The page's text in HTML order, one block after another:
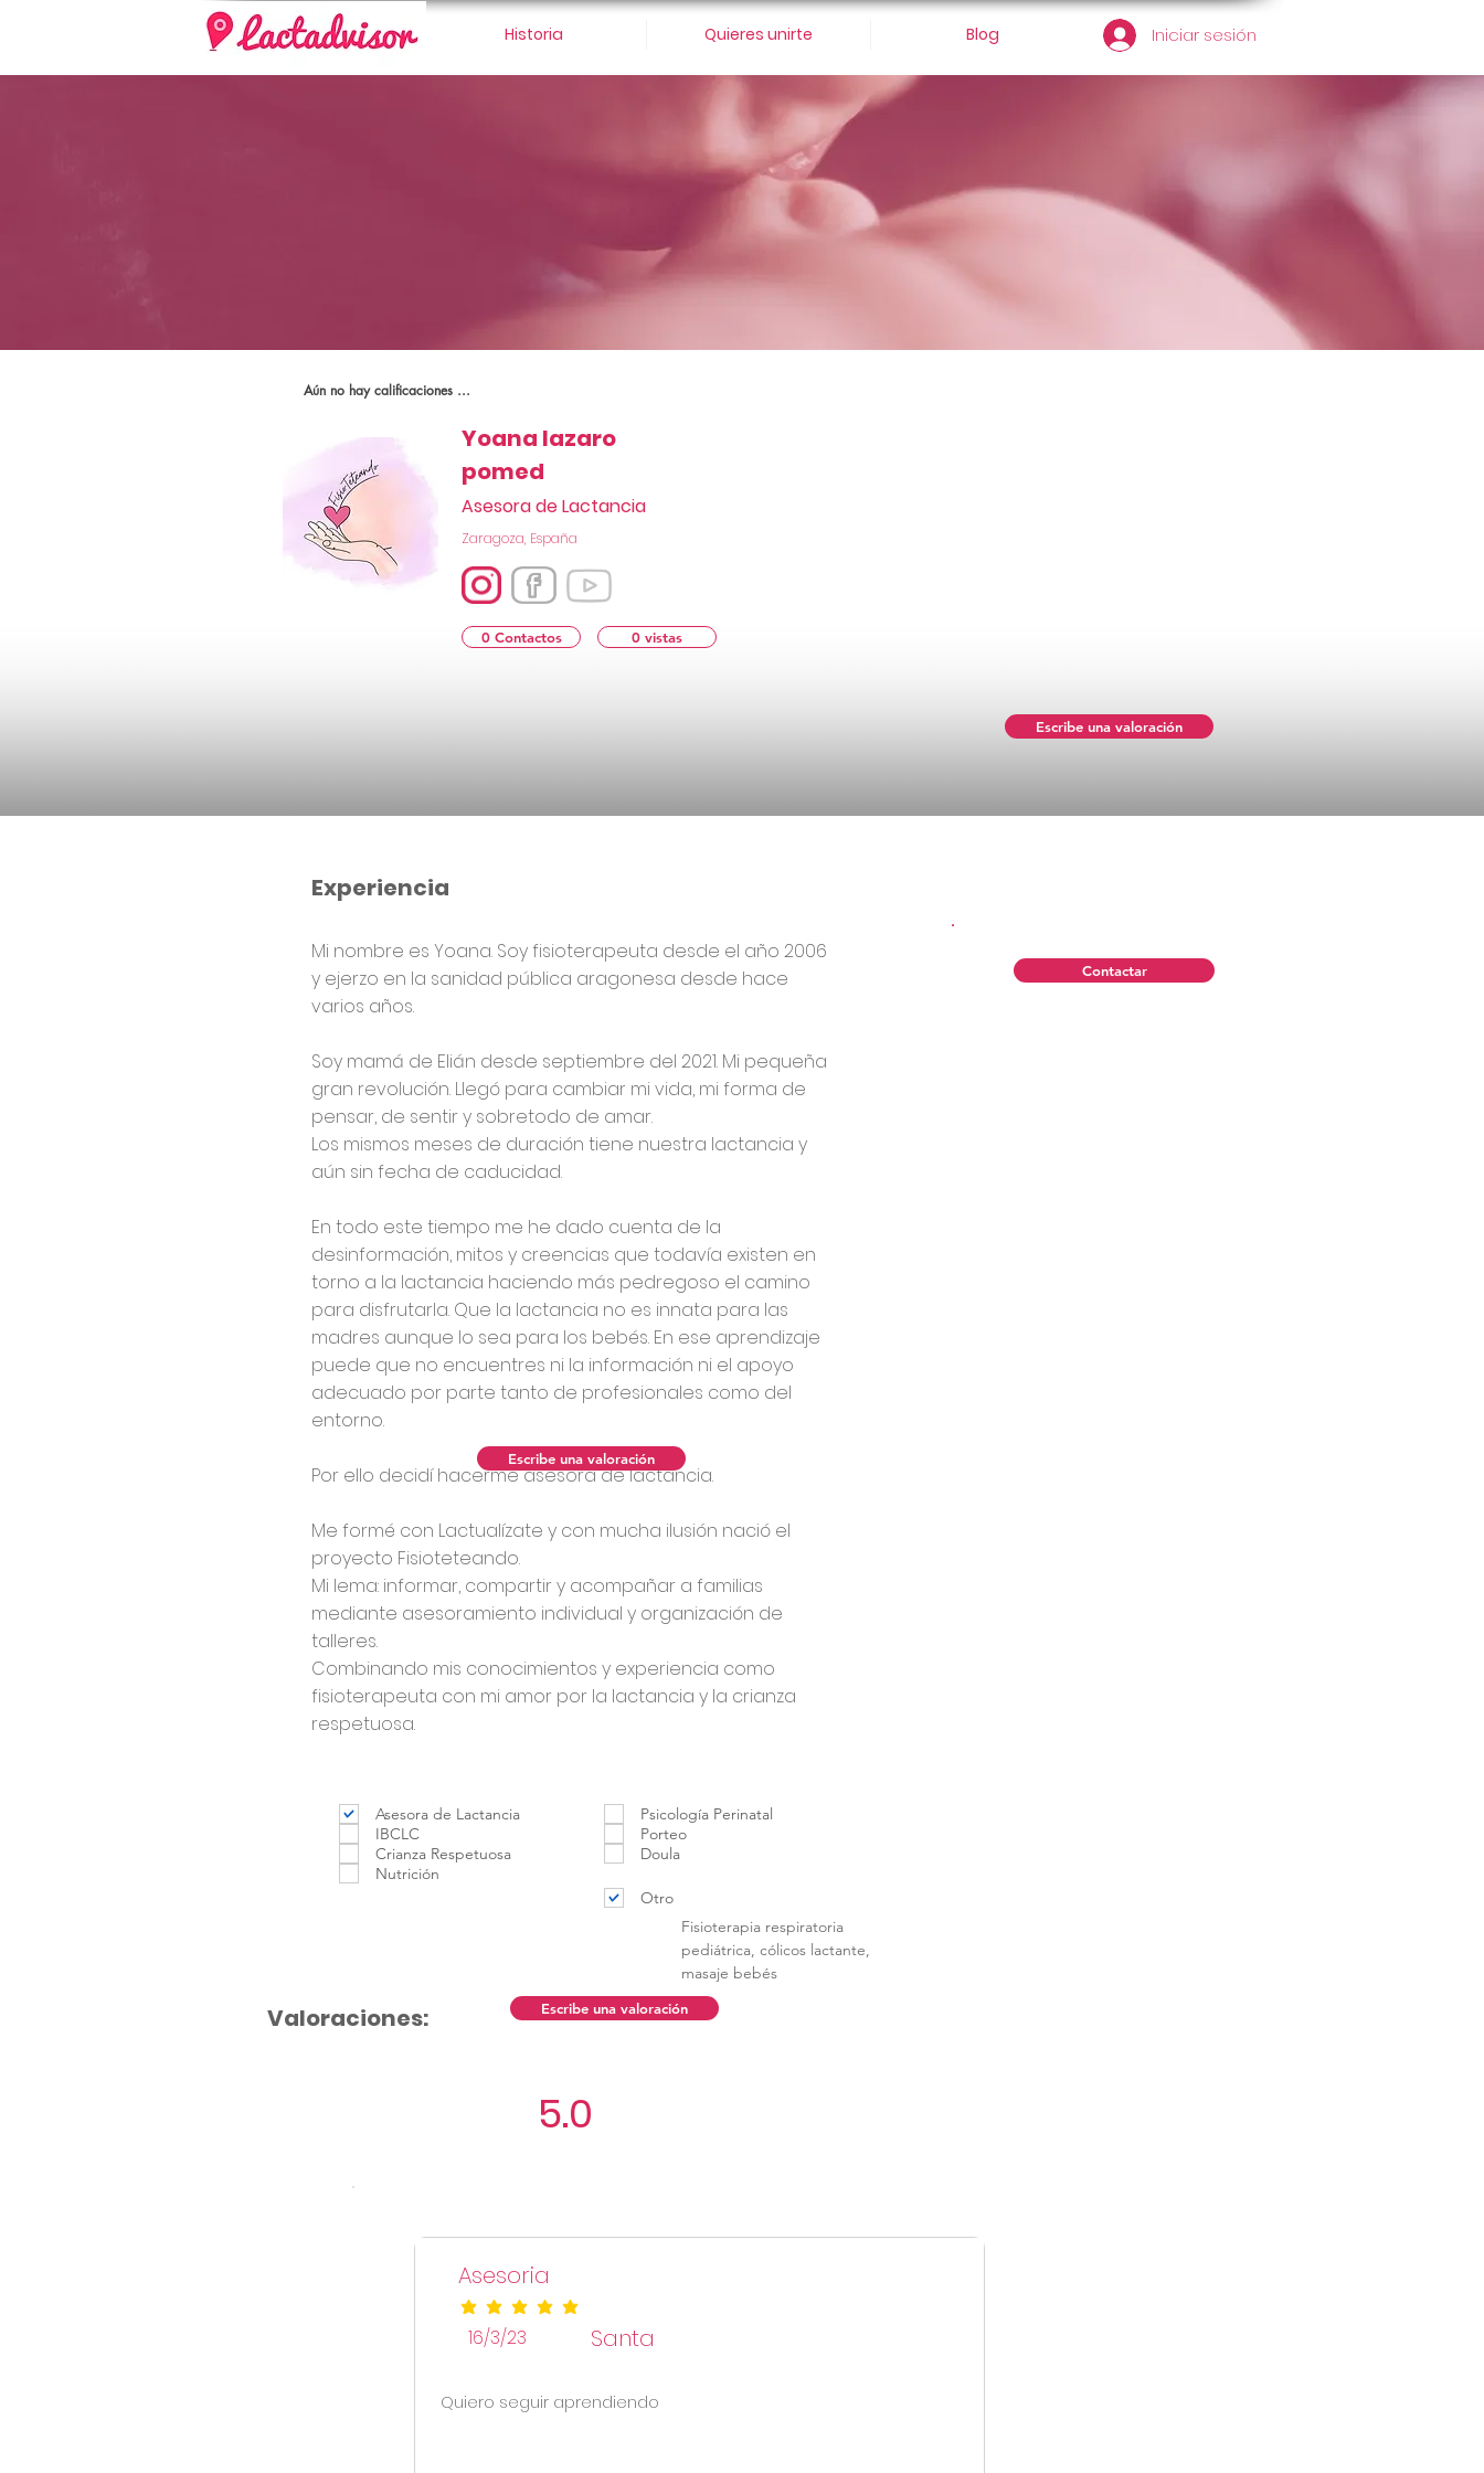
Iniciar sesión
Historia Quieres unirte Blog
Aún no hay calificaciones ...
Yoana lazaro
pomed
Asesora de Lactancia
Zaragoza, España
0 Contactos 0 vistas
Escribe una valoración
Mi nombre es Yoana. Soy fisioterapeuta desde el año 2006
y ejerzo en la sanidad pública aragonesa desde hace
varios años.
Soy mamá de Elián desde septiembre del 2021. Mi pequeña
gran revolución. Llegó para cambiar mi vida, mi forma de
pensar, de sentir y sobretodo de amar.
Los mismos meses de duración tiene nuestra lactancia y
aún sin fecha de caducidad.
En todo este tiempo me he dado cuenta de la
desinformación, mitos y creencias que todavía existen en
torno a la lactancia haciendo más pedregoso el camino
para disfrutarla. Que la lactancia no es innata para las
madres aunque lo sea para los bebés. En ese aprendizaje
puede que no encuentres ni la información ni el apoyo
adecuado por parte tanto de profesionales como del
entorno.
Por ello decidí hacerme asesora de lactancia.
Me formé con Lactualízate y con mucha ilusión nació el
proyecto Fisioteteando.
Mi lema: informar, compartir y acompañar a familias
mediante asesoramiento individual y organización de
talleres.
Combinando mis conocimientos y experiencia como
fisioterapeuta con mi amor por la lactancia y la crianza
respetuosa.
Asesora de Lactancia
IBCLC
Crianza Respetuosa
Nutrición
Psicología Perinatal
Porteo
Doula
Otro
Fisioterapia respiratoria
pediátrica, cólicos lactante,
masaje bebés
Contactar
Experiencia
Valoraciones: Escribe una valoración
5.0
Escribe una valoración
Asesoria
la calificación promedio es 5 de 5
16/3/23 Santa
Quiero seguir aprendiendo